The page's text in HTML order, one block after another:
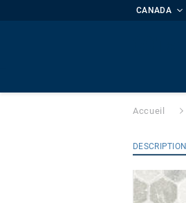
CANADA
Accueil
DESCRIPTION